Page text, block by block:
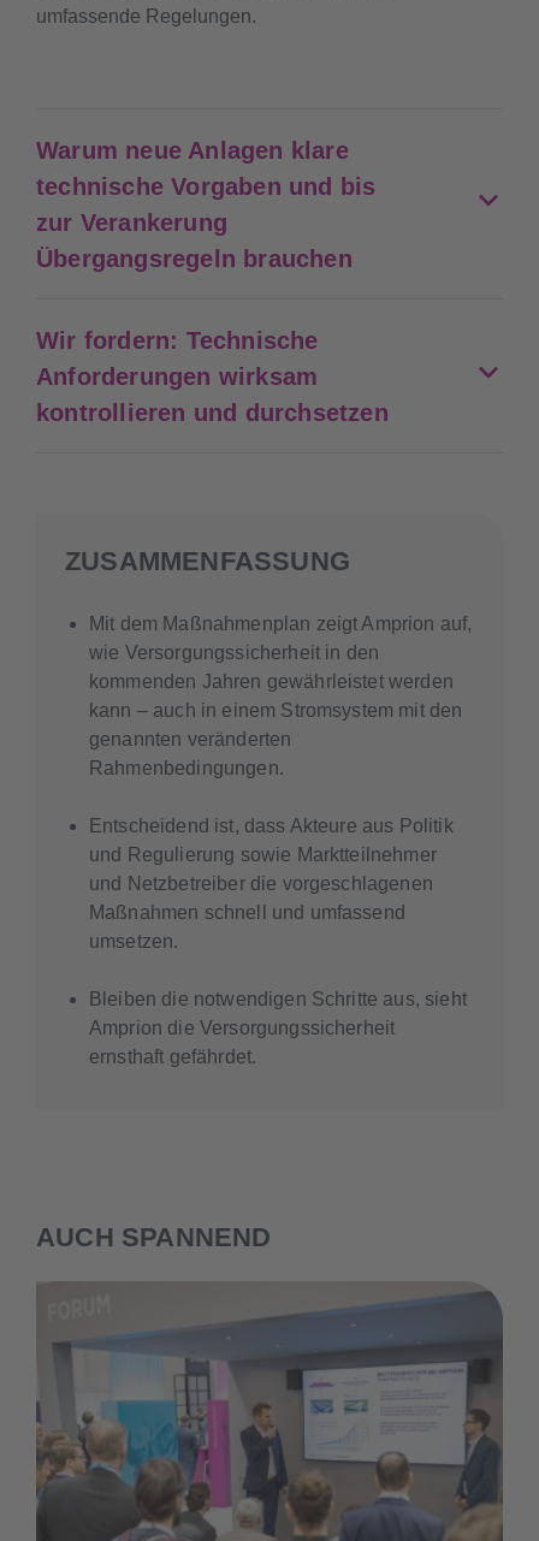
umfassende Regelungen.
Warum neue Anlagen klare
technische Vorgaben und bis
zur Verankerung
Übergangsregeln brauchen
Wir fordern: Technische
Anforderungen wirksam
kontrollieren und durchsetzen
ZUSAMMENFASSUNG
Mit dem Maßnahmenplan zeigt Amprion auf,
wie Versorgungssicherheit in den
kommenden Jahren gewährleistet werden
kann – auch in einem Stromsystem mit den
genannten veränderten
Rahmenbedingungen.
Entscheidend ist, dass Akteure aus Politik
und Regulierung sowie Marktteilnehmer
und Netzbetreiber die vorgeschlagenen
Maßnahmen schnell und umfassend
umsetzen.
Bleiben die notwendigen Schritte aus, sieht
Amprion die Versorgungssicherheit
ernsthaft gefährdet.
AUCH SPANNEND